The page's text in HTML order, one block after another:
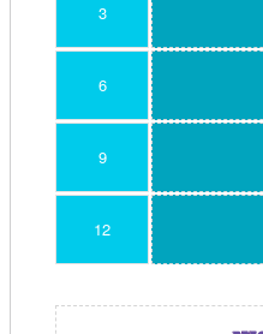
3
6
9
12